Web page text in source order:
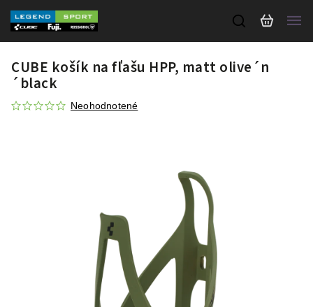
CUBE košík na fľašu HPP, matt olive´n
´black
Neohodnotené